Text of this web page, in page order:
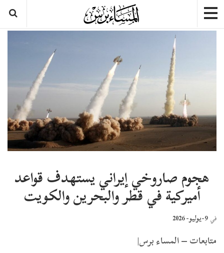
هجوم صاروخي إيراني يستهدف قواعد
أميركية في قطر والبحرين والكويت
في 9-يوليو- 2026
متابعات – المساء برس|